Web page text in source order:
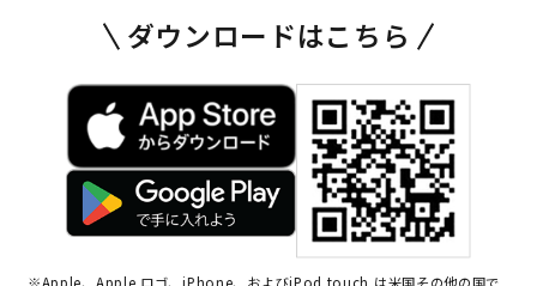
ダウンロードはこちら
※Apple、Apple ロゴ、iPhone、およびiPod touch は米国その他の国で